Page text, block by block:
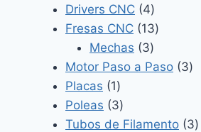
productos
Drivers CNC 44
productos
Fresas CNC 1313
Mechas 33
productos
Motor Paso a Paso 33
Placas 11
producto
Poleas 33
productos
Tubos de Filamento 33